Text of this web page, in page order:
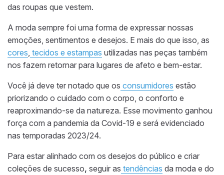
das roupas que vestem.
A moda sempre foi uma forma de expressar nossas
emoções, sentimentos e desejos. E mais do que isso, as
cores tecidos e estampas utilizadas nas peças também
nos fazem retornar para lugares de afeto e bem-estar.
Você já deve ter notado que os consumidores estão
priorizando o cuidado com o corpo, o conforto e
reaproximando-se da natureza. Esse movimento ganhou
força com a pandemia da Covid-19 e será evidenciado
nas temporadas 2023/24.
Para estar alinhado com os desejos do público e criar
coleções de sucesso, seguir as tendências da moda e do